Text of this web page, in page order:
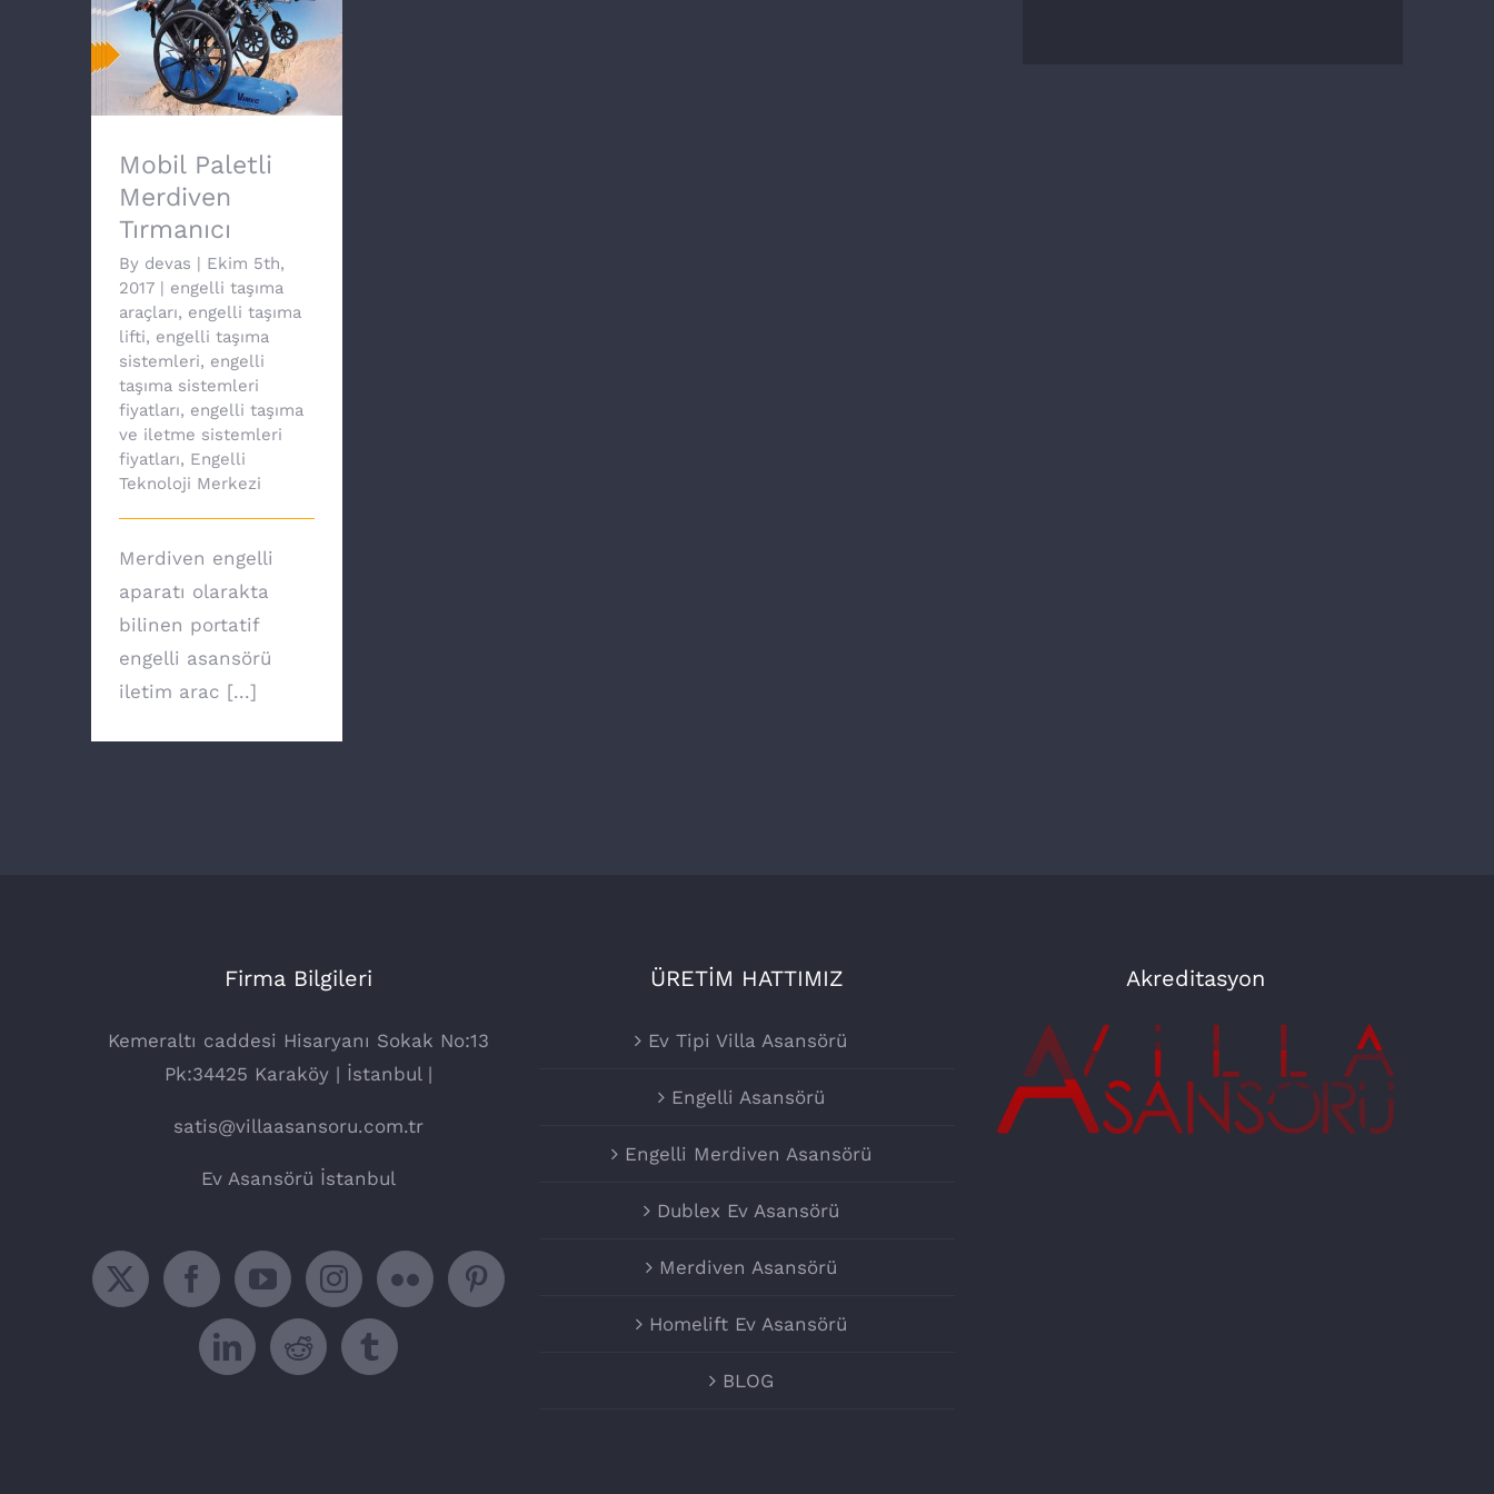
Mobil Paletli Merdiven
Tırmanıcı
Mobil Paletli
Merdiven
Tırmanıcı
By devas | Ekim 5th,
2017 | engelli taşıma
araçları, engelli taşıma
lifti, engelli taşıma
sistemleri, engelli
taşıma sistemleri
fiyatları, engelli taşıma
ve iletme sistemleri
fiyatları, Engelli
Teknoloji Merkezi
Merdiven engelli
aparatı olarakta
bilinen portatif
engelli asansörü
iletim arac [...]
Firma Bilgileri
Kemeraltı caddesi Hisaryanı Sokak No:13
Pk:34425 Karaköy | İstanbul |
satis@villaasansoru.com.tr
Ev Asansörü İstanbul
ÜRETİM HATTIMIZ
Ev Tipi Villa Asansörü
Engelli Asansörü
Engelli Merdiven Asansörü
Dublex Ev Asansörü
Merdiven Asansörü
Homelift Ev Asansörü
BLOG
Akreditasyon